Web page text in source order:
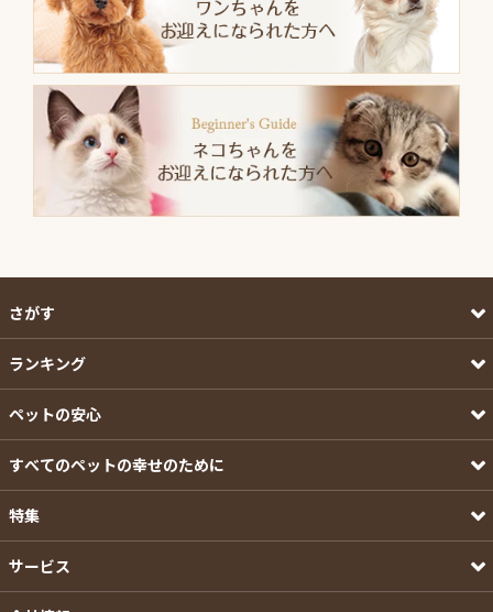
さがす
ランキング
ペットの安心
すべてのペットの幸せのために
特集
サービス